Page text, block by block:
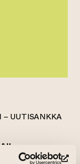
UUTISANKKA
Alla evenemang